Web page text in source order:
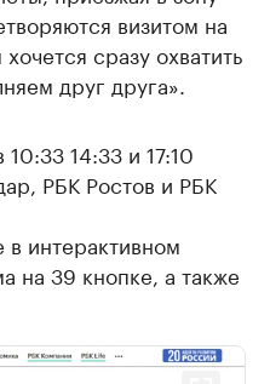
визитом на
сразу охватить
друг друга».
14:33 и 17:10
РБК Ростов и РБК
интерактивном
на 39 кнопке, а также